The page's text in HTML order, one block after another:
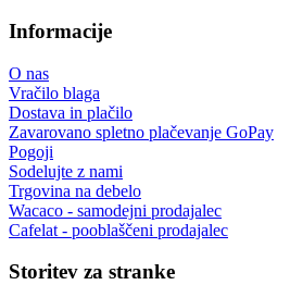
Informacije
O nas
Vračilo blaga
Dostava in plačilo
Zavarovano spletno plačevanje GoPay
Pogoji
Sodelujte z nami
Trgovina na debelo
Wacaco - samodejni prodajalec
Cafelat - pooblaščeni prodajalec
Storitev za stranke